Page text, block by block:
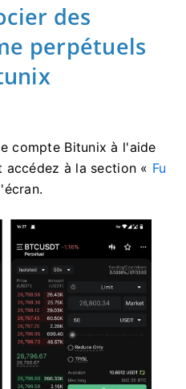
des
perpétuels
compte Bitunix à l'aide
à la section « Fu